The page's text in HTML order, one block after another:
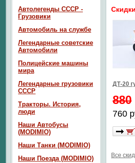
ДТ-20
880
760
Все
Автолегенды СССР -
Грузовики
Автомобиль на службе
Легендарные советские
Автомобили
Полицейские машины
мира
Легендарные грузовики
СССР
Тракторы. История,
люди
Наши Автобусы
(MODIMIO)
Наши Танки (MODIMIO)
Наши Поезда (MODIMIO)